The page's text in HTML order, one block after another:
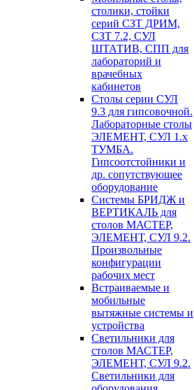
столики, стойки
серий СЗТ ДРИМ,
СЗТ 7.2, СУЛ
ШТАТИВ, СПП для
лабораторий и
врачебных
кабинетов
Столы серии СУЛ
9.3 для гипсовочной.
Лабораторные столы
ЭЛЕМЕНТ, СУЛ 1.х
ТУМБА.
Гипсоотстойники и
др. сопутствующее
оборудование
Системы БРИДЖ и
ВЕРТИКАЛЬ для
столов МАСТЕР,
ЭЛЕМЕНТ, СУЛ 9.2.
Произвольные
конфигурации
рабочих мест
Встраиваемые и
мобильные
вытяжные системы и
устройства
Светильники для
столов МАСТЕР,
ЭЛЕМЕНТ, СУЛ 9.2.
Светильники для